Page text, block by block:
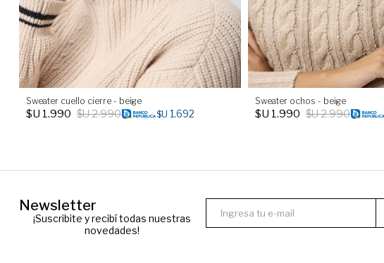
Sweater cuello cierre - beige
$U 1.990 $U2.990 $U 1.692
Sweater ochos - beige
$U 1.990 $U2.990
Newsletter
¡Suscribite y recibí todas nuestras
novedades!